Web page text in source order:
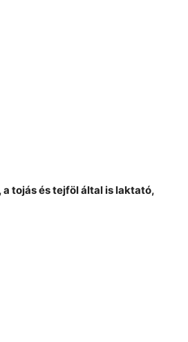
a tojás és tejföl által is laktató,